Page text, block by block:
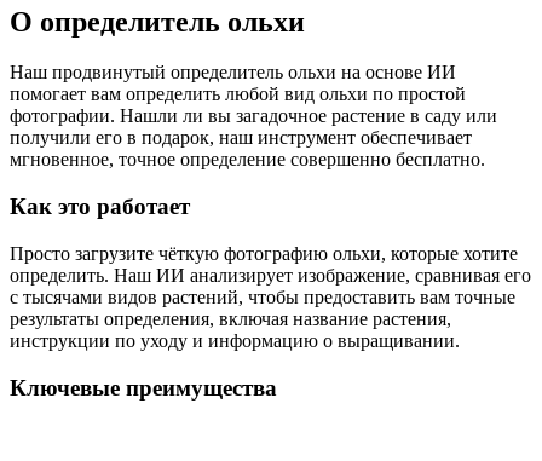
О определитель ольхи
Наш продвинутый определитель ольхи на основе ИИ
помогает вам определить любой вид ольхи по простой
фотографии. Нашли ли вы загадочное растение в саду или
получили его в подарок, наш инструмент обеспечивает
мгновенное, точное определение совершенно бесплатно.
Как это работает
Просто загрузите чёткую фотографию ольхи, которые хотите
определить. Наш ИИ анализирует изображение, сравнивая его
с тысячами видов растений, чтобы предоставить вам точные
результаты определения, включая название растения,
инструкции по уходу и информацию о выращивании.
Ключевые преимущества